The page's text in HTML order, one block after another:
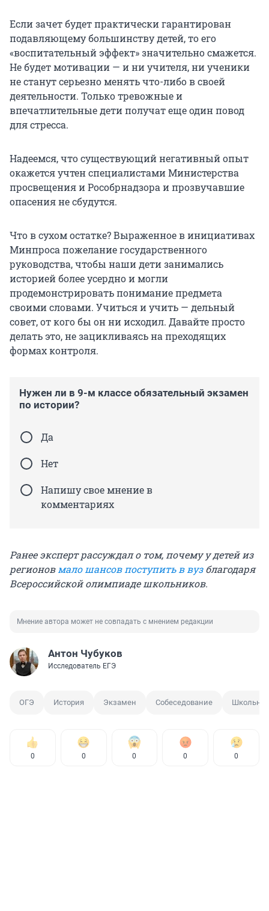
Если зачет будет практически гарантирован
подавляющему большинству детей, то его
«воспитательный эффект» значительно смажется.
Не будет мотивации — и ни учителя, ни ученики
не станут серьезно менять что-либо в своей
деятельности. Только тревожные и
впечатлительные дети получат еще один повод
для стресса.
Надеемся, что существующий негативный опыт
окажется учтен специалистами Министерства
просвещения и Рособрнадзора и прозвучавшие
опасения не сбудутся.
Что в сухом остатке? Выраженное в инициативах
Минпроса пожелание государственного
руководства, чтобы наши дети занимались
историей более усердно и могли
продемонстрировать понимание предмета
своими словами. Учиться и учить — дельный
совет, от кого бы он ни исходил. Давайте просто
делать это, не зацикливаясь на преходящих
формах контроля.
Нужен ли в 9-м классе обязательный экзамен
по истории?
Да
Нет
Напишу свое мнение в
комментариях
Ранее эксперт рассуждал о том, почему у детей из
регионов мало шансов поступить в вузблагодаря
Всероссийской олимпиаде школьников.
Мнение автора может не совпадать с мнением редакции
Антон Чубуков
Исследователь ЕГЭ
ОГЭ История Экзамен Собеседование
0 0 0 0 0